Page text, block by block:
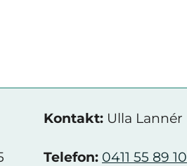
Kontakt: Ulla Lannér
Telefon: 0411 55 89 10